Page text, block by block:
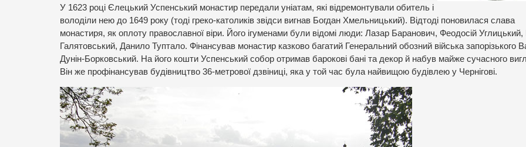
У 1623 році Єлецький Успенський монастир передали уніатам, які відремонтували обитель і
володіли нею до 1649 року (тоді греко-католиків звідси вигнав Богдан Хмельницький). Відтоді поновилася слава
монастиря, як оплоту православної віри. Його ігуменами були відомі люди: Лазар Баранович, Феодосій Углицький,
Галятовський, Данило Туптало. Фінансував монастир казково багатий Генеральний обозний війська запорізького
Дунін-Борковський. На його кошти Успенський собор отримав барокові бані та декор й набув майже сучасного
Він же профінансував будівництво 36-метрової дзвіниці, яка у той час була найвищою будівлею у Чернігові.